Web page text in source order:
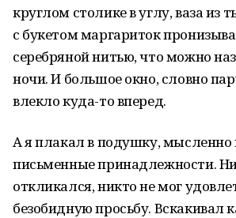
круглом столике в углу, ваза из
с букетом маргариток
серебряной нитью, что можно
ночи. И большое окно, словно
влекло куда-то вперед.
А я плакал в подушку, мысленно
письменные принадлежности.
откликался, никто не мог
безобидную просьбу. Вскакивал